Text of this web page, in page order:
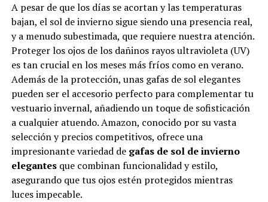
A pesar de que los días se acortan y las temperaturas
bajan, el sol de invierno sigue siendo una presencia real,
y a menudo subestimada, que requiere nuestra atención.
Proteger los ojos de los dañinos rayos ultravioleta (UV)
es tan crucial en los meses más fríos como en verano.
Además de la protección, unas gafas de sol elegantes
pueden ser el accesorio perfecto para complementar tu
vestuario invernal, añadiendo un toque de sofisticación
a cualquier atuendo. Amazon, conocido por su vasta
selección y precios competitivos, ofrece una
impresionante variedad de gafas de sol de invierno
elegantesque combinan funcionalidad y estilo,
asegurando que tus ojos estén protegidos mientras
luces impecable.